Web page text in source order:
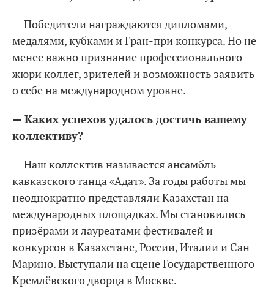
— Победители награждаются дипломами,
медалями, кубками и Гран-при конкурса. Но не
менее важно признание профессионального
жюри коллег, зрителей и возможность заявить
о себе на международном уровне.
— Каких успехов удалось достичь вашему
коллективу?
— Наш коллектив называется ансамбль
кавказского танца «Адат». За годы работы мы
неоднократно представляли Казахстан на
международных площадках. Мы становились
призёрами и лауреатами фестивалей и
конкурсов в Казахстане, России, Италии и Сан-
Марино. Выступали на сцене Государственного
Кремлёвского дворца в Москве.